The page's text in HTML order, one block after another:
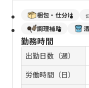
梱包・仕分け
調理補助
勤務時間
出勤日数（週）
労働時間（日）